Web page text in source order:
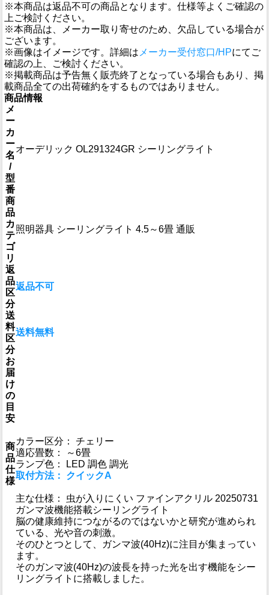
※本商品は返品不可の商品となります。仕様等よくご確認の
上ご検討ください。
※本商品は、メーカー取り寄せのため、欠品している場合が
ございます。
※画像はイメージです。詳細は メーカー受付窓口/HPにてご
確認の上、ご検討ください。
※掲載商品は予告無く販売終了となっている場合もあり、掲
載商品全ての出荷確約をするものではありません。
商品情報
メ
ー
カ
ー
名
/
型
番
オーデリック OL291324GR シーリングライト
商
品
カ
テ
ゴ
リ
照明器具 シーリングライト 4.5～6畳 通販
返
品
区
分
返品不可
送
料
区
分
送料無料
お
届
け
の
目
安
商
品
仕
様
カラー区分： チェリー
適応畳数： ～6畳
ランプ色： LED 調色 調光
取付方法： クイックA
主な仕様： 虫が入りにくい ファインアクリル 20250731
ガンマ波機能搭載シーリングライト
脳の健康維持につながるのではないかと研究が進められ
ている、光や音の刺激。
そのひとつとして、ガンマ波(40Hz)に注目が集まってい
ます。
そのガンマ波(40Hz)の波長を持った光を出す機能をシー
リングライトに搭載しました。